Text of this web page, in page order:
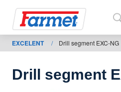
Terug
naar de
Farmetshop
EXCELENT / Drill segment EXC-NG
Drill segment